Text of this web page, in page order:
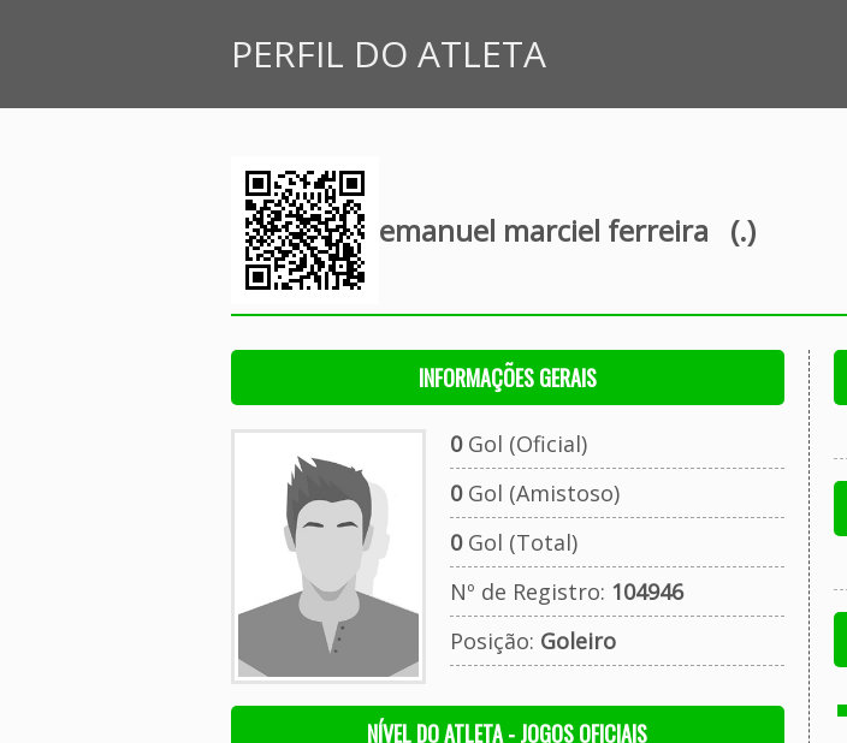
PERFIL DO ATLETA
emanuel marciel ferreira (.)
INFORMAÇÕES GERAIS
0Gol (Oficial)
0Gol (Amistoso)
0Gol (Total)
Nº de Registro: 104946
Posição: Goleiro
NÍVEL DO ATLETA - JOGOS OFICIAIS